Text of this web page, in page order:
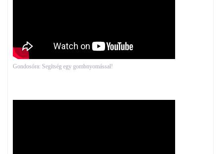
Gondosóra: Segítség egy gombnyomással!